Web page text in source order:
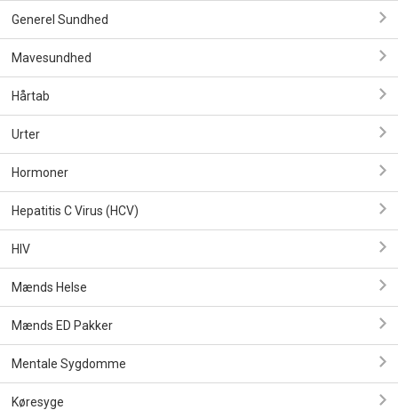
Generel Sundhed
Mavesundhed
Hårtab
Urter
Hormoner
Hepatitis C Virus (HCV)
HIV
Mænds Helse
Mænds ED Pakker
Mentale Sygdomme
Køresyge